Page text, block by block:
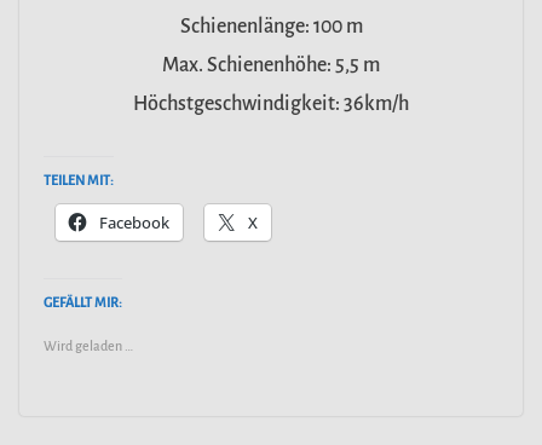
Schienenlänge: 100 m
Max. Schienenhöhe: 5,5 m
Höchstgeschwindigkeit: 36km/h
TEILEN MIT:
Facebook X
GEFÄLLT MIR:
Wird geladen …